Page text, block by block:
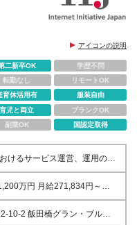
アイコンの説明
二新卒OK
学歴不問
転勤なし
リモートOK
育休活用有
服装自由
育児と両立
ブランクOK
副業OK 国認定取得
けるサービス運営、運用の経
におけるカスタマサポートリ
ターベンダにてBPO/品質管
するリーダー経験 ★これ
ピード感あるサービス運営と
271,834円～
分×年2回（合計年4ヶ月分：6
代】年収430万円の場合：基
10-2 飯田橋グラン・ブルー